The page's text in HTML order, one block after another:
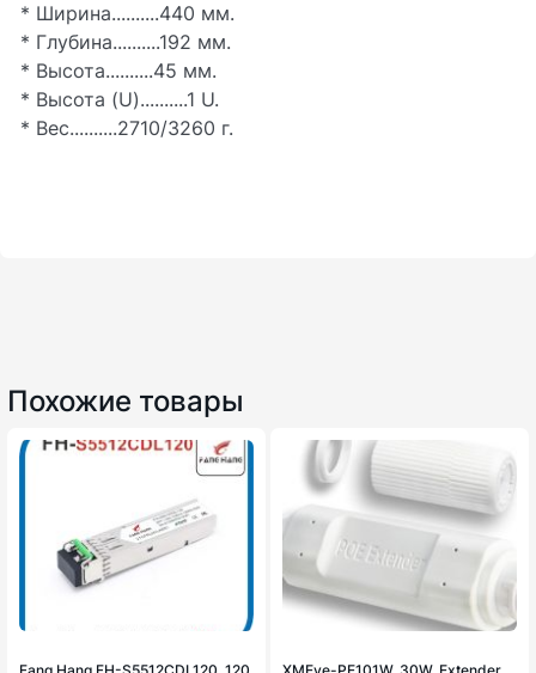
* Ширина..........440 мм.
* Глубина..........192 мм.
* Высота..........45 мм.
* Высота (U)..........1 U.
* Вес..........2710/3260 г.
Похожие товары